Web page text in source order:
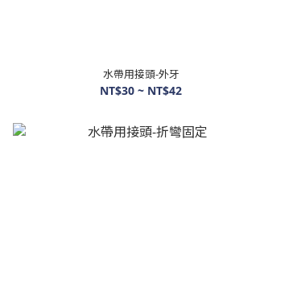
水帶用接頭-外牙
NT$30 ~ NT$42